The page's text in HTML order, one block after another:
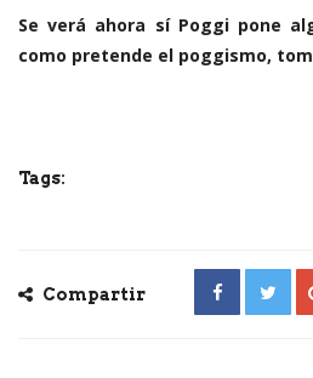
Se verá ahora sí Poggi pone
como pretende el poggismo,
Tags:
Compartir